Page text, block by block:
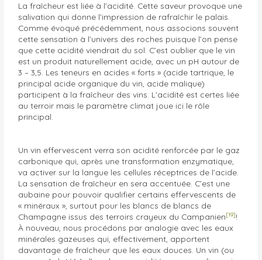
La fraîcheur est liée à l’acidité. Cette saveur provoque une
salivation qui donne l’impression de rafraîchir le palais.
Comme évoqué précédemment, nous associons souvent
cette sensation à l’univers des roches puisque l’on pense
que cette acidité viendrait du sol. C’est oublier que le vin
est un produit naturellement acide, avec un pH autour de
3 – 3,5. Les teneurs en acides « forts » (acide tartrique, le
principal acide organique du vin, acide malique)
participent à la fraîcheur des vins. L’acidité est certes liée
au terroir mais le paramètre climat joue ici le rôle
principal.
Un vin effervescent verra son acidité renforcée par le gaz
carbonique qui, après une transformation enzymatique,
va activer sur la langue les cellules réceptrices de l’acide.
La sensation de fraîcheur en sera accentuée. C’est une
aubaine pour pouvoir qualifier certains effervescents de
« minéraux », surtout pour les blancs de blancs de
Champagne issus des terroirs crayeux du Campanien[19]!
À nouveau, nous procédons par analogie avec les eaux
minérales gazeuses qui, effectivement, apportent
davantage de fraîcheur que les eaux douces. Un vin (ou